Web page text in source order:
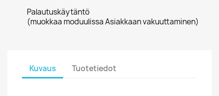
Palautuskäytäntö
(muokkaa moduulissa Asiakkaan vakuuttaminen)
Kuvaus Tuotetiedot